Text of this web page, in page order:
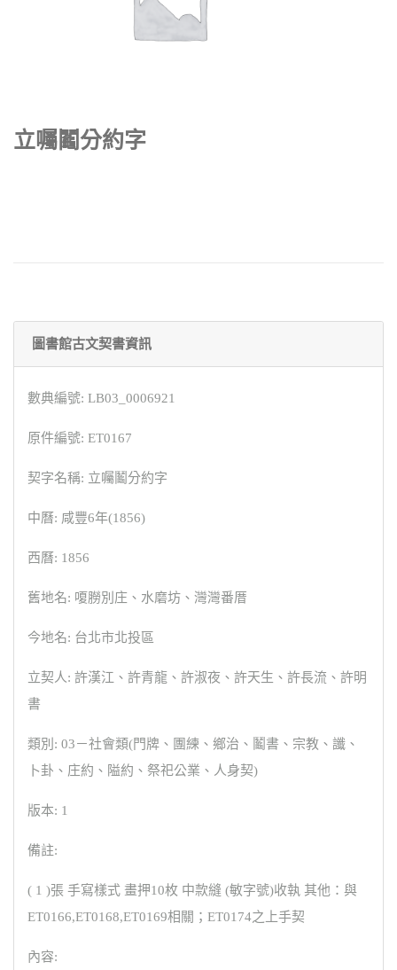
立囑鬮分約字
圖書館古文契書資訊
數典編號: LB03_0006921
原件編號: ET0167
契字名稱: 立囑鬮分約字
中曆: 咸豐6年(1856)
西曆: 1856
舊地名: 嗄朥別庄、水磨坊、灣灣番厝
今地名: 台北市北投區
立契人: 許漢江、許青龍、許淑夜、許天生、許長流、許明
書
類別: 03－社會類(門牌、團練、鄉治、鬮書、宗教、讖、
卜卦、庄約、隘約、祭祀公業、人身契)
版本: 1
備註:
( 1 )張 手寫樣式 畫押10枚 中款縫 (敏字號)收執 其他：與
ET0166,ET0168,ET0169相關；ET0174之上手契
內容: